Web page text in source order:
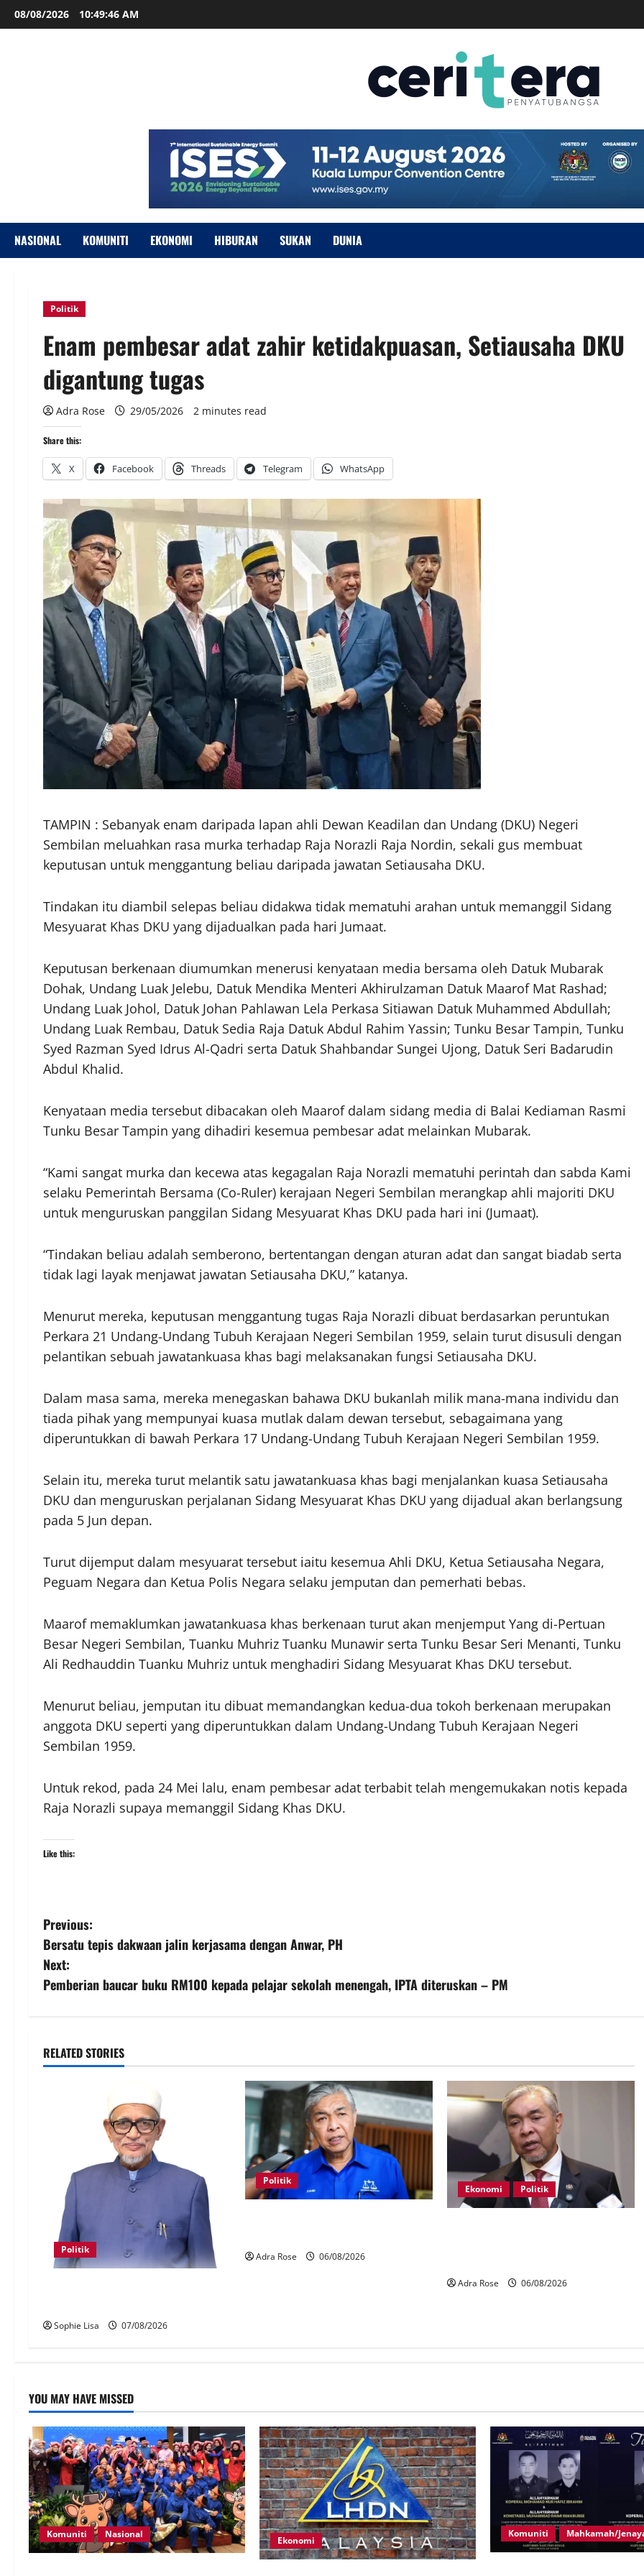
08/08/2026 10:49:47 AM
NASIONAL KOMUNITI EKONOMI HIBURAN SUKAN DUNIA
Politik
Enam pembesar adat zahir ketidakpuasan, Setiausaha DKU
digantung tugas
Adra Rose 29/05/2026 2 minutes read
Share this:
X Facebook Threads Telegram WhatsApp
TAMPIN : Sebanyak enam daripada lapan ahli Dewan Keadilan dan Undang (DKU) Negeri
Sembilan meluahkan rasa murka terhadap Raja Norazli Raja Nordin, sekali gus membuat
keputusan untuk menggantung beliau daripada jawatan Setiausaha DKU.
Tindakan itu diambil selepas beliau didakwa tidak mematuhi arahan untuk memanggil Sidang
Mesyuarat Khas DKU yang dijadualkan pada hari Jumaat.
Keputusan berkenaan diumumkan menerusi kenyataan media bersama oleh Datuk Mubarak
Dohak, Undang Luak Jelebu, Datuk Mendika Menteri Akhirulzaman Datuk Maarof Mat Rashad;
Undang Luak Johol, Datuk Johan Pahlawan Lela Perkasa Sitiawan Datuk Muhammed Abdullah;
Undang Luak Rembau, Datuk Sedia Raja Datuk Abdul Rahim Yassin; Tunku Besar Tampin, Tunku
Syed Razman Syed Idrus Al-Qadri serta Datuk Shahbandar Sungei Ujong, Datuk Seri Badarudin
Abdul Khalid.
Kenyataan media tersebut dibacakan oleh Maarof dalam sidang media di Balai Kediaman Rasmi
Tunku Besar Tampin yang dihadiri kesemua pembesar adat melainkan Mubarak.
“Kami sangat murka dan kecewa atas kegagalan Raja Norazli mematuhi perintah dan sabda Kami
selaku Pemerintah Bersama (Co-Ruler) kerajaan Negeri Sembilan merangkap ahli majoriti DKU
untuk menguruskan panggilan Sidang Mesyuarat Khas DKU pada hari ini (Jumaat).
“Tindakan beliau adalah semberono, bertentangan dengan aturan adat dan sangat biadab serta
tidak lagi layak menjawat jawatan Setiausaha DKU,” katanya.
Menurut mereka, keputusan menggantung tugas Raja Norazli dibuat berdasarkan peruntukan
Perkara 21 Undang-Undang Tubuh Kerajaan Negeri Sembilan 1959, selain turut disusuli dengan
pelantikan sebuah jawatankuasa khas bagi melaksanakan fungsi Setiausaha DKU.
Dalam masa sama, mereka menegaskan bahawa DKU bukanlah milik mana-mana individu dan
tiada pihak yang mempunyai kuasa mutlak dalam dewan tersebut, sebagaimana yang
diperuntukkan di bawah Perkara 17 Undang-Undang Tubuh Kerajaan Negeri Sembilan 1959.
Selain itu, mereka turut melantik satu jawatankuasa khas bagi menjalankan kuasa Setiausaha
DKU dan menguruskan perjalanan Sidang Mesyuarat Khas DKU yang dijadual akan berlangsung
pada 5 Jun depan.
Turut dijemput dalam mesyuarat tersebut iaitu kesemua Ahli DKU, Ketua Setiausaha Negara,
Peguam Negara dan Ketua Polis Negara selaku jemputan dan pemerhati bebas.
Maarof memaklumkan jawatankuasa khas berkenaan turut akan menjemput Yang di-Pertuan
Besar Negeri Sembilan, Tuanku Muhriz Tuanku Munawir serta Tunku Besar Seri Menanti, Tunku
Ali Redhauddin Tuanku Muhriz untuk menghadiri Sidang Mesyuarat Khas DKU tersebut.
Menurut beliau, jemputan itu dibuat memandangkan kedua-dua tokoh berkenaan merupakan
anggota DKU seperti yang diperuntukkan dalam Undang-Undang Tubuh Kerajaan Negeri
Sembilan 1959.
Untuk rekod, pada 24 Mei lalu, enam pembesar adat terbabit telah mengemukakan notis kepada
Raja Norazli supaya memanggil Sidang Khas DKU.
Like this:
Previous:
Bersatu tepis dakwaan jalin kerjasama dengan Anwar, PH
Next:
Pemberian baucar buku RM100 kepada pelajar sekolah menengah, IPTA diteruskan – PM
RELATED STORIES
Politik
Sophie Lisa 07/08/2026
Politik
Adra Rose 06/08/2026
Ekonomi Politik
Adra Rose 06/08/2026
YOU MAY HAVE MISSED
Komuniti Nasional
Ekonomi
Komuniti Mahkamah/